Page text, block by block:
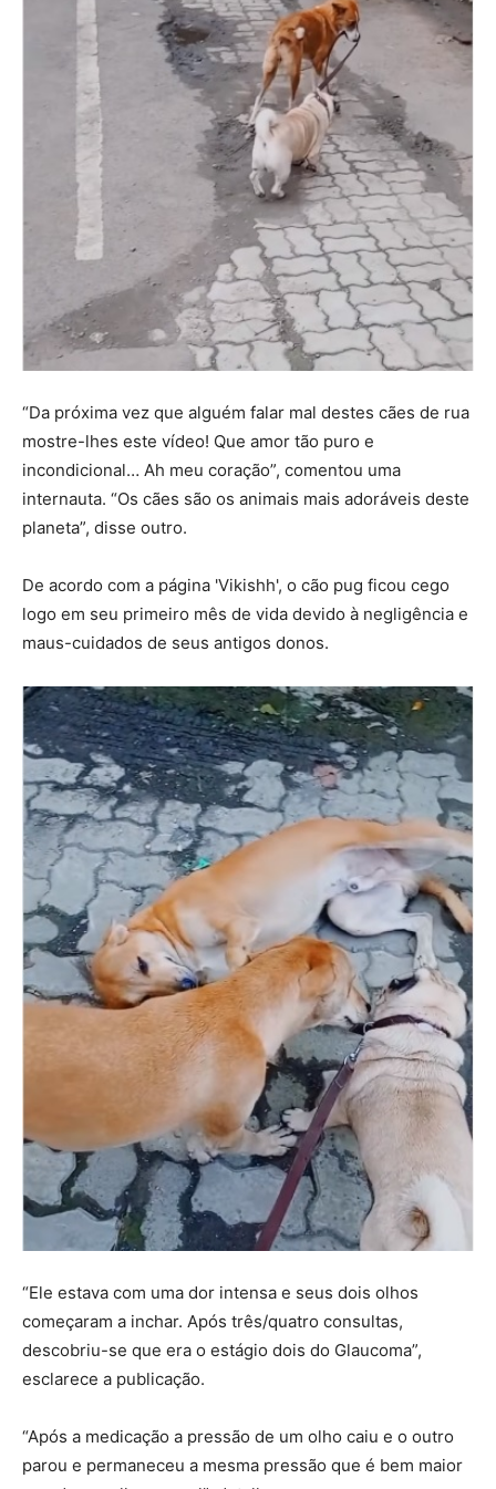
“Da próxima vez que alguém falar mal destes cães de rua
mostre-lhes este vídeo! Que amor tão puro e
incondicional… Ah meu coração”, comentou uma
internauta. “Os cães são os animais mais adoráveis deste
planeta”, disse outro.
De acordo com a página 'Vikishh', o cão pug ficou cego
logo em seu primeiro mês de vida devido à negligência e
maus-cuidados de seus antigos donos.
“Ele estava com uma dor intensa e seus dois olhos
começaram a inchar. Após três/quatro consultas,
descobriu-se que era o estágio dois do Glaucoma”,
esclarece a publicação.
“Após a medicação a pressão de um olho caiu e o outro
parou e permaneceu a mesma pressão que é bem maior